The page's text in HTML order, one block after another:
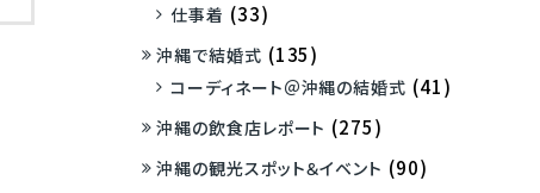
仕事着 (33)
沖縄で結婚式 (135)
コーディネート＠沖縄の結婚式 (41)
沖縄の飲食店レポート (275)
沖縄の観光スポット＆イベント (90)